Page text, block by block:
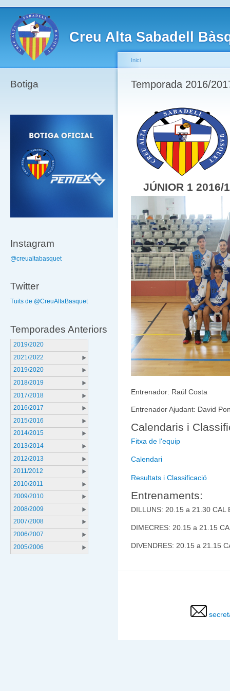
Creu Alta Sabadell
Botiga
Instagram
@creualtabasquet
Twitter
Tuits de @CreuAltaBasquet
Temporades Anteriors
2019/2020
2021/2022
2019/2020
2018/2019
2017/2018
2016/2017
2015/2016
2014/2015
2013/2014
2012/2013
2011/2012
2010/2011
2009/2010
2008/2009
2007/2008
2006/2007
2005/2006
Inici
Temporada 2016/
JÚNIOR 1 2016/
Entrenador: Raúl Costa
Entrenador Ajudant: David
Calendaris i
Fitxa de l'equip
Calendari
Resultats i Classificació
Entrenaments:
DILLUNS: 20.15 a 21.30 CAL
DIMECRES: 20.15 a 21.15
DIVENDRES: 20.15 a 21.15